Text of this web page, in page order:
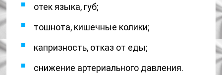
отек языка, губ;
тошнота, кишечные колики;
капризность, отказ от еды;
снижение артериального давления.